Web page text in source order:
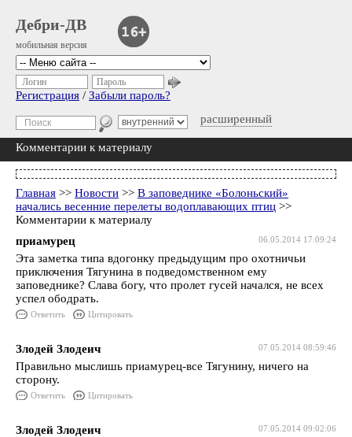
Дебри-ДВ
мобильная версия
расширенный
Логин Пароль
Регистрация / Забыли пароль?
Комментарии к материалу
Главная >> Новости >> В заповеднике «Болоньский»
начались весенние перелеты водоплавающих птиц >>
Комментарии к материалу
06.05.2014 17:09:24
приамурец
Эта заметка типа вдогонку предыдущим про охотничьи
приключения Тягунина в подведомственном ему
заповеднике? Слава богу, что пролет гусей начался, не всех
успел ободрать.
Ответить Цитировать
07.05.2014 08:59:46
Злодей Злодеич
Правильно мыслишь приамурец-все Тягунину, ничего на
сторону.
Ответить Цитировать
07.05.2014 09:02:06
Злодей Злодеич